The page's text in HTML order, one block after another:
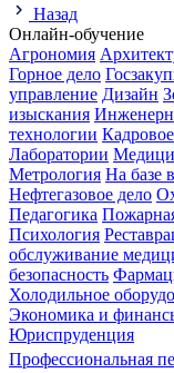
Назад
Онлайн-обучение
Агрономия
Горное дело
управление Дизайн
изыскания
технологии
Лаборатории
Метрология На базе
Нефтегазовое дело
Педагогика
Психология
обслуживание
безопасность
Холодильное
Экономика и
Юриспруденция
Профессиональная